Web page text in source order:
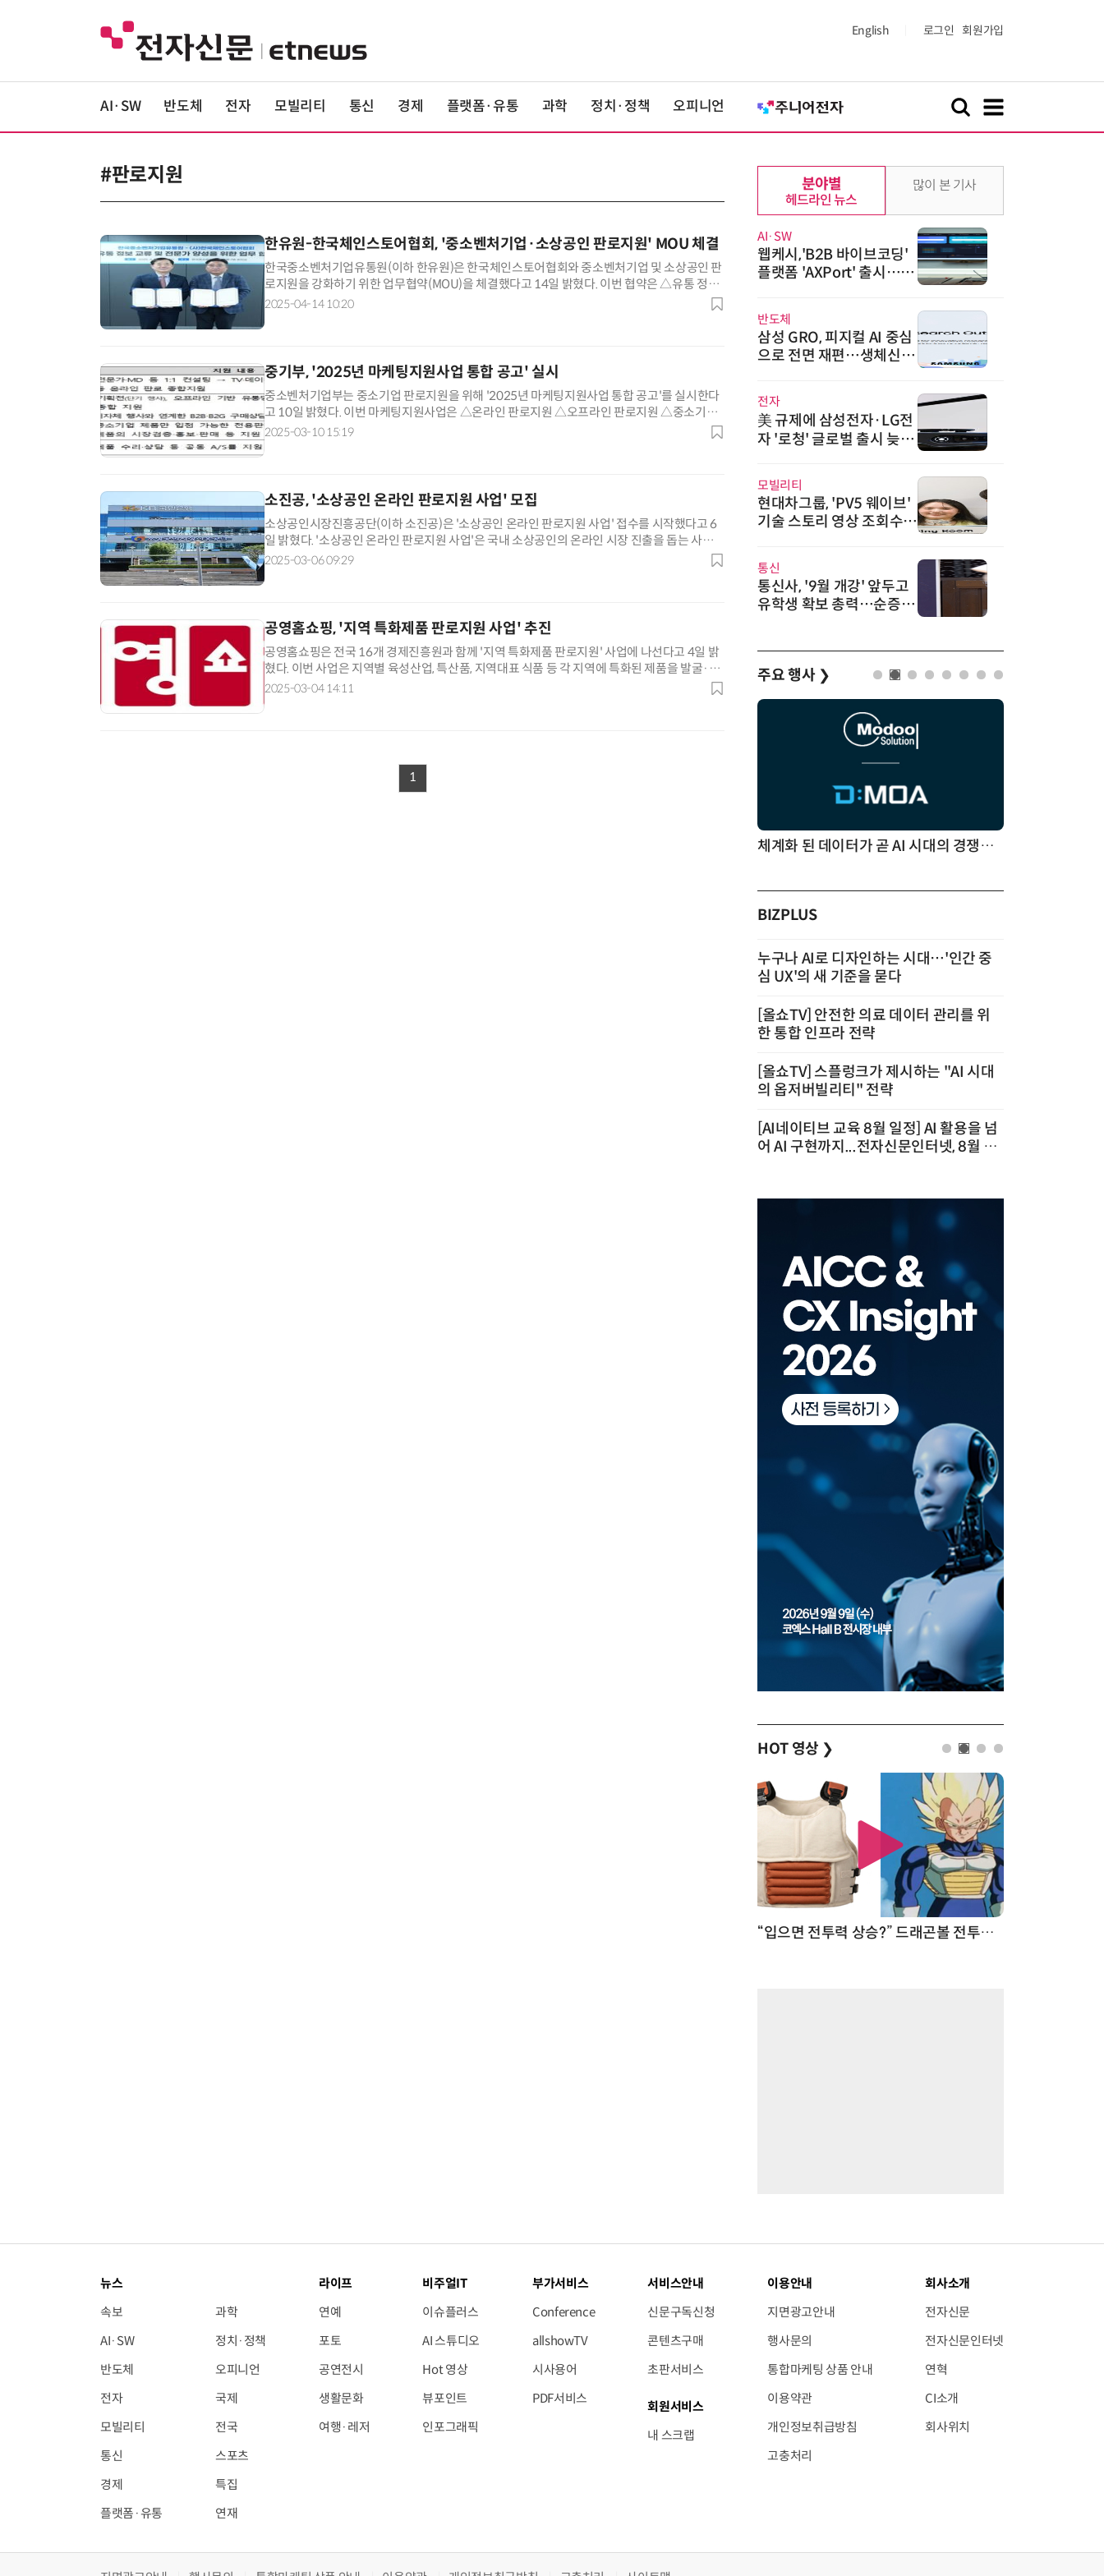
English 로그인 회원가입
AI·SW 반도체 전자 모빌리티 통신 경제 플랫폼·유통 과학 정치·정책 오피니언
#판로지원
한유원-한국체인스토어협회, '중소벤처기업·소상공인 판로지원' MOU 체결
한국중소벤처기업유통원(이하 한유원)은 한국체인스토어협회와 중소벤처기업 및 소상공인 판
로지원을 강화하기 위한 업무협약(MOU)을 체결했다고 14일 밝혔다. 이번 협약은 △유통 정보
교류 △유통 전문가 양성 △중소기업·소상공인 대상 판로지원 정책 강화를 골자로 하고 있으며
2025-04-14 10:20
중기부, '2025년 마케팅지원사업 통합 공고' 실시
중소벤처기업부는 중소기업 판로지원을 위해 '2025년 마케팅지원사업 통합 공고'를 실시한다
고 10일 밝혔다. 이번 마케팅지원사업은 △온라인 판로지원 △오프라인 판로지원 △중소기업
제품 전용판매장 운영 △공동 A/S 지원 등 총 4개 프로그램으로 구성되며, 사업에 159억
2025-03-10 15:19
소진공, '소상공인 온라인 판로지원 사업' 모집
소상공인시장진흥공단(이하 소진공)은 '소상공인 온라인 판로지원 사업' 접수를 시작했다고 6
일 밝혔다. '소상공인 온라인 판로지원 사업'은 국내 소상공인의 온라인 시장 진출을 돕는 사업이
다. 올해 소진공은 소상공인의 성공적인 온라인 진출을 위해 필요한 기초·심화교육, 나
2025-03-06 09:29
공영홈쇼핑, '지역 특화제품 판로지원 사업' 추진
공영홈쇼핑은 전국 16개 경제진흥원과 함께 '지역 특화제품 판로지원' 사업에 나선다고 4일 밝
혔다. 이번 사업은 지역별 육성산업, 특산품, 지역대표 식품 등 각 지역에 특화된 제품을 발굴·판
로를 지원해 지역경제 활성화에 이바지하고자 기획됐다. 2022년부터 진행된 지역
2025-03-04 14:11
1
분야별
헤드라인 뉴스
AI·SW
웹케시,'B2B 바이브코딩'
플랫폼 'AXPort' 출시…A
반도체
삼성 GRO, 피지컬 AI 중심
으로 전면 재편…생체신호
전자
美 규제에 삼성전자·LG전
자 '로청' 글로벌 출시 늦춘
모빌리티
현대차그룹, 'PV5 웨이브'
기술 스토리 영상 조회수 1
통신
통신사, '9월 개강' 앞두고
유학생 확보 총력…순증 경
많이 본 기사
주요 행사 ❯
체계화 된 데이터가 곧 AI 시대의 경쟁력이다
BIZPLUS
누구나 AI로 디자인하는 시대…'인간 중
심 UX'의 새 기준을 묻다
[올쇼TV] 안전한 의료 데이터 관리를 위
한 통합 인프라 전략
[올쇼TV] 스플렁크가 제시하는 "AI 시대
의 옵저버빌리티" 전략
[AI네이티브 교육 8월 일정] AI 활용을 넘
어 AI 구현까지...전자신문인터넷, 8월 실
HOT 영상 ❯
“입으면 전투력 상승?” 드래곤볼 전투복 닮은 중량조끼
뉴스
속보
AI·SW
반도체
전자
모빌리티
통신
경제
플랫폼·유통
과학
정치·정책
오피니언
국제
전국
스포츠
특집
연재
라이프
연예
포토
공연전시
생활문화
여행·레저
비주얼IT
이슈플러스
AI 스튜디오
Hot 영상
뷰포인트
인포그래픽
부가서비스
Conference
allshowTV
시사용어
PDF서비스
서비스안내
신문구독신청
콘텐츠구매
초판서비스
회원서비스
내 스크랩
이용안내
지면광고안내
행사문의
통합마케팅 상품 안내
이용약관
개인정보취급방침
고충처리
회사소개
전자신문
전자신문인터넷
연혁
CI소개
회사위치